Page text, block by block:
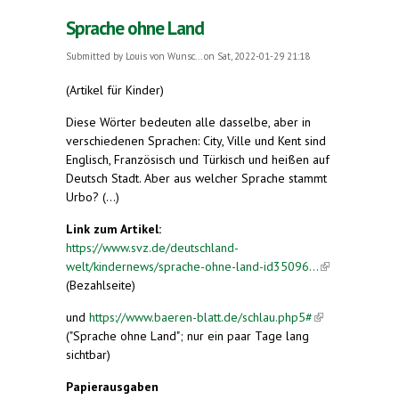
Sprache ohne Land
Submitted by Louis von Wunsc...on Sat, 2022-01-29 21:18
(Artikel für Kinder)
Diese Wörter bedeuten alle dasselbe, aber in
verschiedenen Sprachen: City, Ville und Kent sind
Englisch, Französisch und Türkisch und heißen auf
Deutsch Stadt. Aber aus welcher Sprache stammt
Urbo? (...)
Link zum Artikel:
https://www.svz.de/deutschland-
welt/kindernews/sprache-ohne-land-id35096...(link is
(Bezahlseite)
und https://www.baeren-blatt.de/schlau.php5#(link is
("Sprache ohne Land"; nur ein paar Tage lang
sichtbar)
Papierausgaben